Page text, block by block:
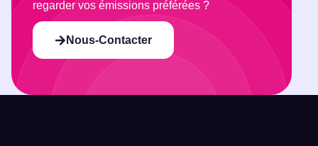
regarder vos émissions préférées ?
Nous-Contacter